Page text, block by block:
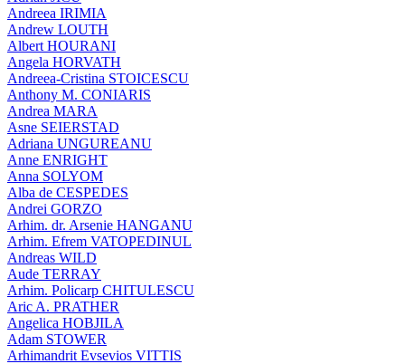
Andreea IRIMIA
Andrew LOUTH
Albert HOURANI
Angela HORVATH
Andreea-Cristina STOICESCU
Anthony M. CONIARIS
Andrea MARA
Asne SEIERSTAD
Adriana UNGUREANU
Anne ENRIGHT
Anna SOLYOM
Alba de CESPEDES
Andrei GORZO
Arhim. dr. Arsenie HANGANU
Arhim. Efrem VATOPEDINUL
Andreas WILD
Aude TERRAY
Arhim. Policarp CHITULESCU
Aric A. PRATHER
Angelica HOBJILA
Adam STOWER
Arhimandrit Evsevios VITTIS